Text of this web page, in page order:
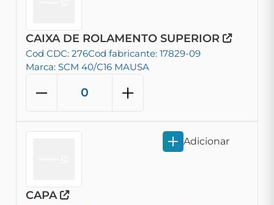
CAIXA DE ROLAMENTO SUPERIOR
Cod CDC: 276Cod fabricante: 17829-09
Marca: SCM 40/C16 MAUSA
CAPA
Adicionar